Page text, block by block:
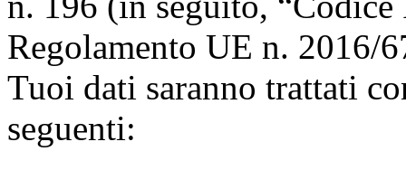
Regolamento UE n. 2016/
Tuoi dati saranno trattati
seguenti: